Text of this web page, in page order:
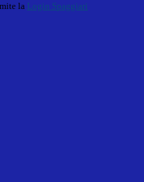
la Login Spaggiari